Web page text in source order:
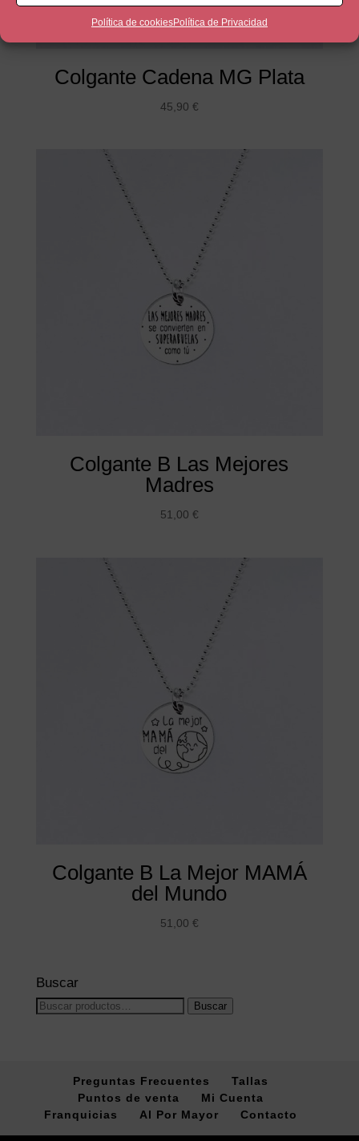
Política de cookiesPolítica de Privacidad
Colgante Cadena MG Plata
45,90 €
Colgante B Las Mejores
Madres
51,00 €
Colgante B La Mejor MAMÁ
del Mundo
51,00 €
Buscar
Buscar
Buscar
Preguntas Frecuentes
Tallas
Puntos de venta
Mi Cuenta
Franquicias
Al Por Mayor Contacto